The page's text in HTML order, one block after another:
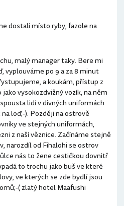
dostali místo ryby, fazole na
malý manager taky. Bere mi
vyplouváme po 9 a za 8 minut
a koukám, přístup z
vysokozdvižný vozík, na něm
lidí v divných uniformách
loď;-). Později na ostrově
ve stejných uniformách,
z naší věznice. Začínáme stejně
narozdíl od Fihalohi se ostrov
nás to žene cestičkou dovnitř
to trochu jako buš ve které
ve kterých se zde bydlí jsou
( zlatý hotel Maafushi